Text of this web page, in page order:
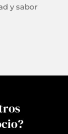
y sabor